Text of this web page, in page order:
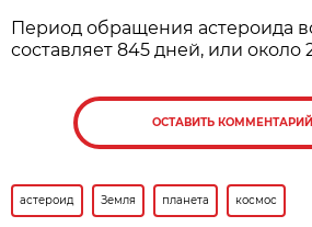
Период обращения астероида
составляет 845 дней, или около
ОСТАВИТЬ
астероид Земля планета космос